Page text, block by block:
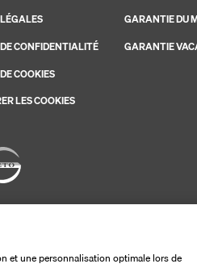
CONFIDENTIALITÉ
COOKIES
LES COOKIES
GARANTIE DU
GARANTIE
sont réalisées par PerfectStay.com
et une personnalisation optimale lors de